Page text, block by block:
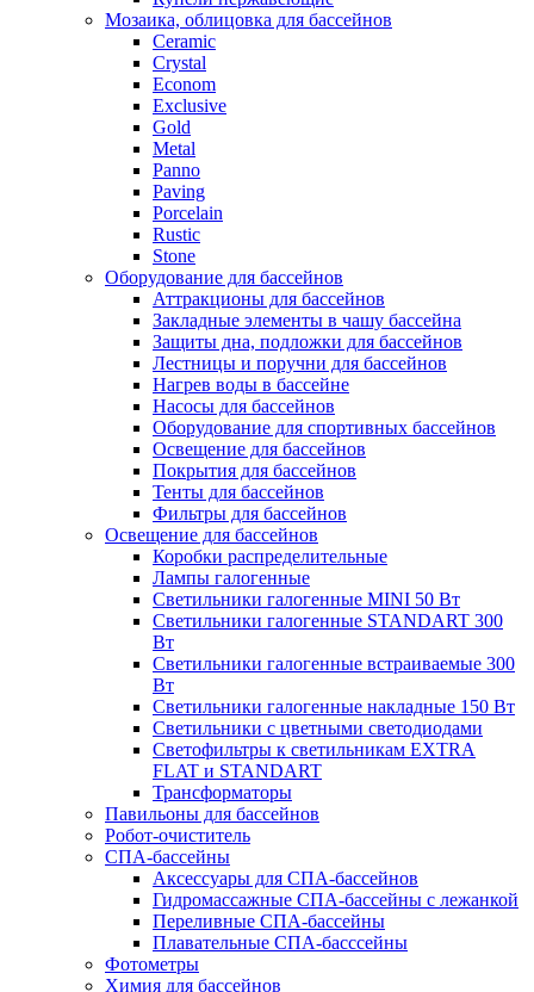
Мозаика, облицовка для бассейнов
Ceramic
Crystal
Econom
Exclusive
Gold
Metal
Panno
Paving
Porcelain
Rustic
Stone
Оборудование для бассейнов
Аттракционы для бассейнов
Закладные элементы в чашу бассейна
Защиты дна, подложки для бассейнов
Лестницы и поручни для бассейнов
Нагрев воды в бассейне
Насосы для бассейнов
Оборудование для спортивных бассейнов
Освещение для бассейнов
Покрытия для бассейнов
Тенты для бассейнов
Фильтры для бассейнов
Освещение для бассейнов
Коробки распределительные
Лампы галогенные
Светильники галогенные MINI 50 Вт
Светильники галогенные STANDART 300
Вт
Светильники галогенные встраиваемые 300
Вт
Светильники галогенные накладные 150 Вт
Светильники с цветными светодиодами
Светофильтры к светильникам EXTRA
FLAT и STANDART
Трансформаторы
Павильоны для бассейнов
Робот-очиститель
СПА-бассейны
Аксессуары для СПА-бассейнов
Гидромассажные СПА-бассейны с лежанкой
Переливные СПА-бассейны
Плавательные СПА-басссейны
Фотометры
Химия для бассейнов